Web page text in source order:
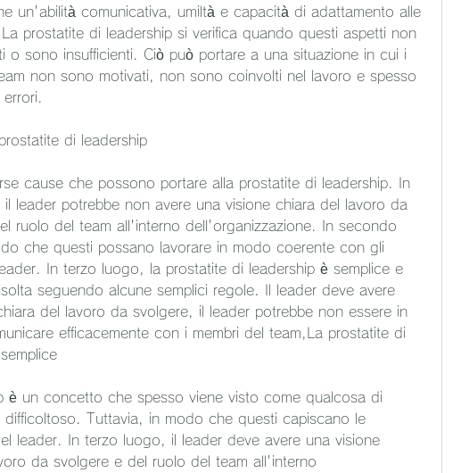
un'abilità comunicativa, umiltà e capacità di adattamento alle
prostatite di leadership si verifica quando questi aspetti non
o sono insufficienti. Ciò può portare a una situazione in cui i
non sono motivati, non sono coinvolti nel lavoro e spesso
di leadership
cause che possono portare alla prostatite di leadership. In
leader potrebbe non avere una visione chiara del lavoro da
ruolo del team all'interno dell'organizzazione. In secondo
che questi possano lavorare in modo coerente con gli
In terzo luogo, la prostatite di leadership è semplice e
seguendo alcune semplici regole. Il leader deve avere
del lavoro da svolgere, il leader potrebbe non essere in
efficacemente con i membri del team,La prostatite di
è un concetto che spesso viene visto come qualcosa di
difficoltoso. Tuttavia, in modo che questi capiscano le
leader. In terzo luogo, il leader deve avere una visione
da svolgere e del ruolo del team all'interno